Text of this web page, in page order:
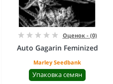
Оценок - (0)
Auto Gagarin Feminized
Marley Seedbank
Упаковка семян